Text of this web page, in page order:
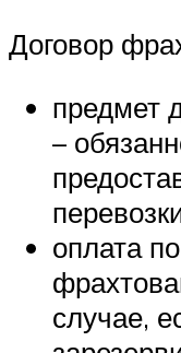
Договор
предмет
–
оплата
случае,